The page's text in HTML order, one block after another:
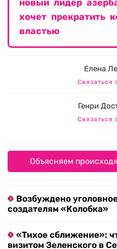
новый лидер
хочет прекратить
властью
Елена
Связаться
Генри
Связаться
Объясняем
Возбуждено
создателям «Колобка»
«Тихое сближение»:
визитом Зеленского в